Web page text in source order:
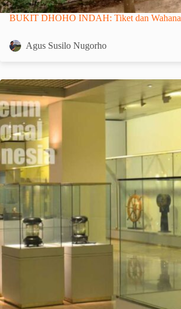
BUKIT DHOHO INDAH: Tiket dan Wahana
Agus Susilo Nugorho